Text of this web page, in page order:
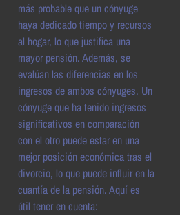
más probable que un cónyuge
haya dedicado tiempo y recursos
al hogar, lo que justifica una
mayor pensión. Además, se
evalúan las diferencias en los
ingresos de ambos cónyuges. Un
cónyuge que ha tenido ingresos
significativos en comparación
con el otro puede estar en una
mejor posición económica tras el
divorcio, lo que puede influir en la
cuantía de la pensión. Aquí es
útil tener en cuenta: